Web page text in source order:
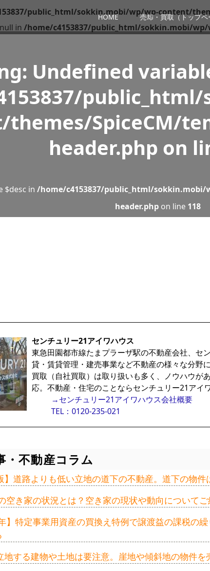
HOME 売却・買取（トップペ
public_html/sokkin.mobi/wp/wp-content/
in /home/c4153837/public_html/sokkin.mobi/
: Undefined
themes/SpiceCM/
header.php on
$desc in /home/c4153837/public_html/
header.php on line 118
センチュリー21アイワハウス
東急田園都市線たまプラーザ駅の不動産会社、セ
貸・賃貸管理・建売事業など不動産の様々な分野
買取（自社買取）は取り扱いも多く、ノウハウが
応。不動産・住宅のことならセンチュリー21アイ
→センチュリー21アイワハウス会社概要
TEL：0120-235-021
・不動産コラム
】道路よりも低い立地の道下の不動産。道下の物
空き家の状況とは？空き家の現状や動向についてご
年】特定事業用資産の買換え特例で譲渡益の課税の
地する建物や土地は要注意。崖地や傾斜地の物件を